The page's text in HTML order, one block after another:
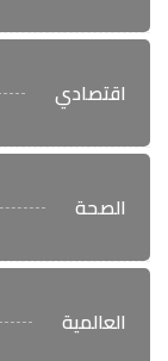
اقتصادي
الصحة
العالمية